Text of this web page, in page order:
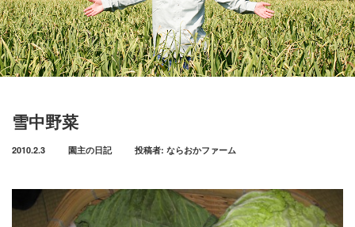
雪中野菜
2010.2.3 園主の日記 投稿者: ならおかファーム
商品カタログ
オンラインショップ
お問い合わせ
アクセス